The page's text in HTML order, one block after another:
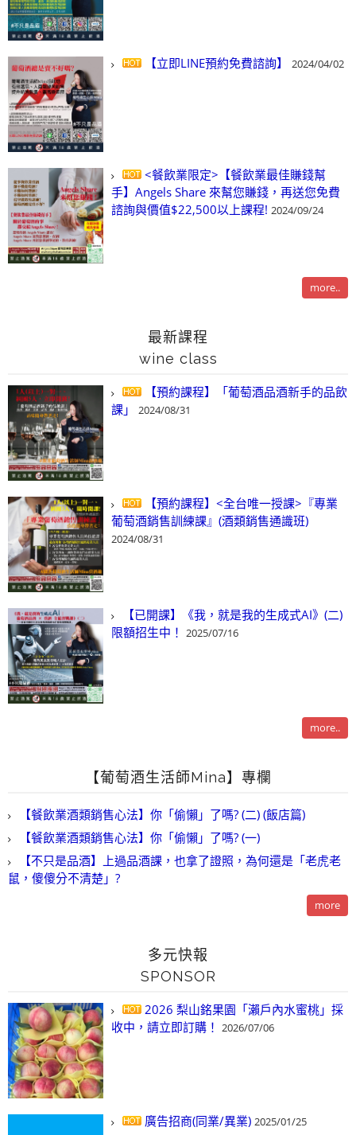
【立即LINE預約免費諮詢】 2024/04/02
<餐飲業限定>【餐飲業最佳賺錢幫
手】Angels Share 來幫您賺錢，再送您免費
諮詢與價值$22,500以上課程! 2024/09/24
more..
最新課程
wine class
【預約課程】「葡萄酒品酒新手的品飲
課」
2024/08/31
【預約課程】<全台唯一授課>『專業
葡萄酒銷售訓練課』(酒類銷售通識班)
2024/08/31
【已開課】《我，就是我的生成式AI》(二)
限額招生中！ 2025/07/16
more..
【葡萄酒生活師Mina】專欄
【餐飲業酒類銷售心法】你「偷懶」了嗎? (二) (飯店篇)
【餐飲業酒類銷售心法】你「偷懶」了嗎? (一)
【不只是品酒】上過品酒課，也拿了證照，為何還是「老虎老
鼠，傻傻分不清楚」?
more
多元快報
SPONSOR
2026 梨山銘果園「瀨戶內水蜜桃」採
收中，請立即訂購！ 2026/07/06
廣告招商(同業/異業) 2025/01/25